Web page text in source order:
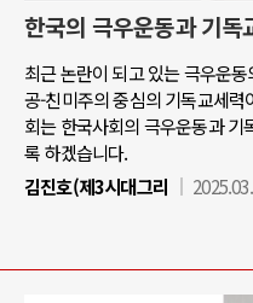
한국의 극우운동과 기독
최근 논란이 되고 있는 극우운
공-친미주의 중심의 기독교세
회는 한국사회의 극우운동과
록 하겠습니다.
김진호(제3시대그리